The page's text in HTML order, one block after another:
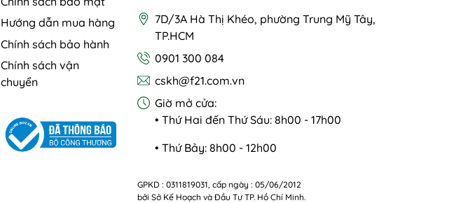
Hướng dẫn mua hàng
Chính sách bảo hành
Chính sách vận
chuyển
7D/3A Hà Thị Khéo, phường Trung Mỹ Tây,
TP.HCM
0901 300 084
cskh@f21.com.vn
Giờ mở cửa:
• Thứ Hai đến Thứ Sáu: 8h00 - 17h00
• Thứ Bảy: 8h00 - 12h00
GPKD : 0311819031, cấp ngày : 05/06/2012
bởi Sở Kế Hoạch và Đầu Tư TP. Hồ Chí Minh.